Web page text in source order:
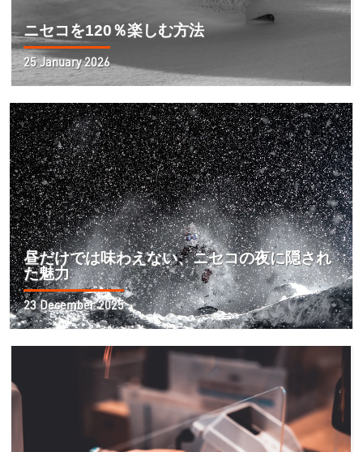
ニセコを120％楽しむ方法
25 January 2026
昼だけでは味わえない、ニセコの夜に隠され
た魅力
23 December 2025